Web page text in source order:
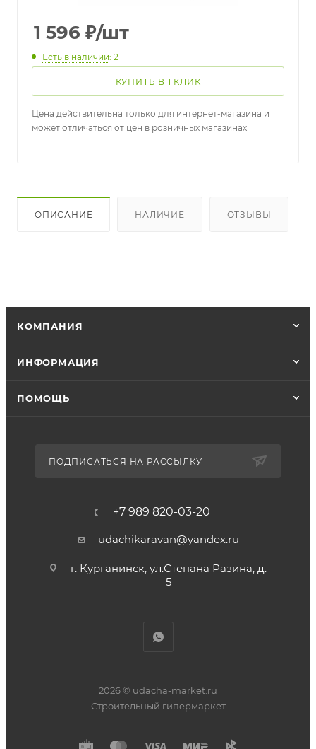
1 596 ₽/шт
Есть в наличии: 2
КУПИТЬ В 1 КЛИК
Цена действительна только для интернет-магазина и
может отличаться от цен в розничных магазинах
ОПИСАНИЕ НАЛИЧИЕ ОТЗЫВЫ
КОМПАНИЯ
ИНФОРМАЦИЯ
ПОМОЩЬ
ПОДПИСАТЬСЯ НА РАССЫЛКУ
+7 989 820-03-20
udachikaravan@yandex.ru
г. Курганинск, ул.Степана Разина, д.
5
2026 © udacha-market.ru
Строительный гипермаркет